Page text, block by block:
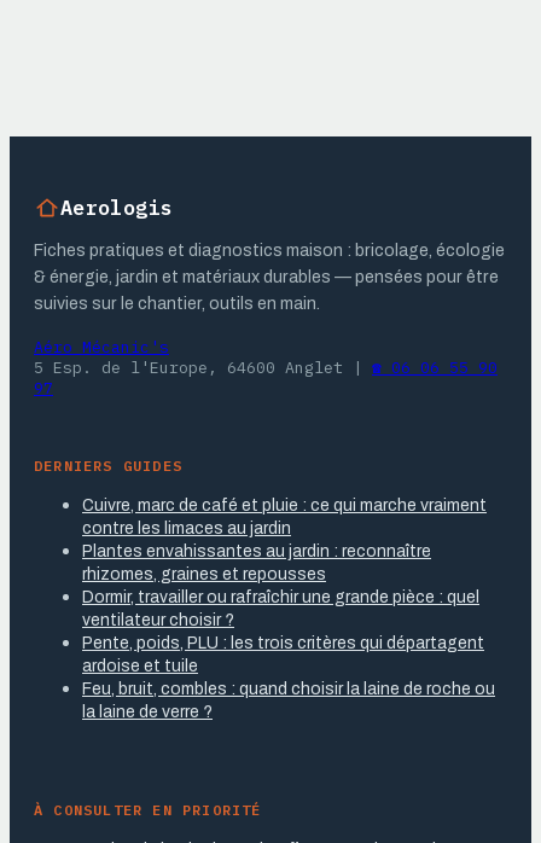
Aerologis
Fiches pratiques et diagnostics maison : bricolage, écologie
& énergie, jardin et matériaux durables — pensées pour être
suivies sur le chantier, outils en main.
Aéro Mécanic's
5 Esp. de l'Europe, 64600 Anglet | ☎ 06 06 55 90
97
DERNIERS GUIDES
Cuivre, marc de café et pluie : ce qui marche vraiment
contre les limaces au jardin
Plantes envahissantes au jardin : reconnaître
rhizomes, graines et repousses
Dormir, travailler ou rafraîchir une grande pièce : quel
ventilateur choisir ?
Pente, poids, PLU : les trois critères qui départagent
ardoise et tuile
Feu, bruit, combles : quand choisir la laine de roche ou
la laine de verre ?
À CONSULTER EN PRIORITÉ